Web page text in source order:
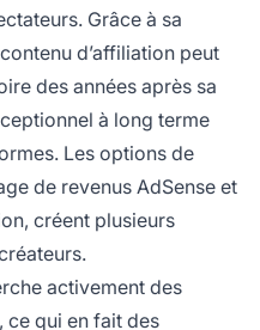
Grâce à sa
d’affiliation peut
des années après sa
à long terme
Les options de
de revenus AdSense et
créent plusieurs
activement des
ce qui en fait des